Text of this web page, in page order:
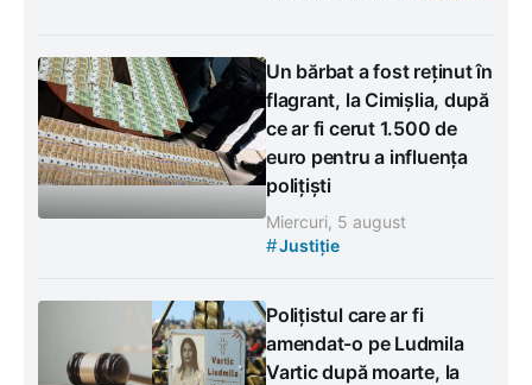
Un bărbat a fost reținut în
flagrant, la Cimișlia, după
ce ar fi cerut 1.500 de
euro pentru a influența
polițiști
Miercuri, 5 august
#Justiție
Polițistul care ar fi
amendat-o pe Ludmila
Vartic după moarte, la